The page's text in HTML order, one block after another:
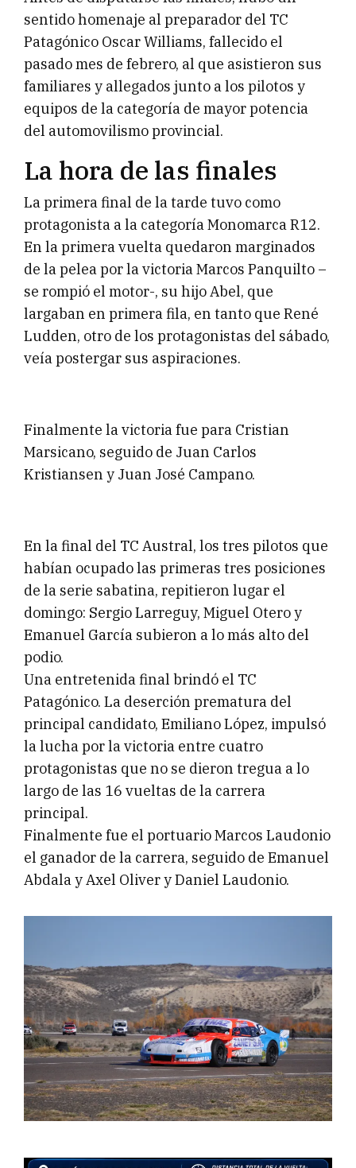
sentido homenaje al preparador del TC
Patagónico Oscar Williams, fallecido el
pasado mes de febrero, al que asistieron sus
familiares y allegados junto a los pilotos y
equipos de la categoría de mayor potencia
del automovilismo provincial.
La hora de las finales
La primera final de la tarde tuvo como
protagonista a la categoría Monomarca R12.
En la primera vuelta quedaron marginados
de la pelea por la victoria Marcos Panquilto –
se rompió el motor-, su hijo Abel, que
largaban en primera fila, en tanto que René
Ludden, otro de los protagonistas del sábado,
veía postergar sus aspiraciones.
Finalmente la victoria fue para Cristian
Marsicano, seguido de Juan Carlos
Kristiansen y Juan José Campano.
En la final del TC Austral, los tres pilotos que
habían ocupado las primeras tres posiciones
de la serie sabatina, repitieron lugar el
domingo: Sergio Larreguy, Miguel Otero y
Emanuel García subieron a lo más alto del
podio.
Una entretenida final brindó el TC
Patagónico. La deserción prematura del
principal candidato, Emiliano López, impulsó
la lucha por la victoria entre cuatro
protagonistas que no se dieron tregua a lo
largo de las 16 vueltas de la carrera
principal.
Finalmente fue el portuario Marcos Laudonio
el ganador de la carrera, seguido de Emanuel
Abdala y Axel Oliver y Daniel Laudonio.